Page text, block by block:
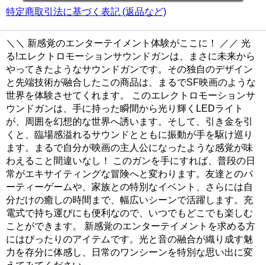
特定商取引法に基づく表記 (返品など)
＼＼ 新感覚のエンターテイメント体験がここに！ ／／ 光
る!エレクトロモーションサウンドガンは、まさに未来から
やってきたようなサウンドガンです。その独自のデザイン
と先端技術が融合したこの商品は、まるでSF映画のような
世界を体験させてくれます。 このエレクトロモーションサ
ウンドガンは、手に持った瞬間から光り輝くLEDライト
が、周囲を幻想的な世界へ誘います。そして、引き金を引
くと、臨場感溢れるサウンドとともに振動が手を駆け巡り
ます。まるで自分が映画の主人公になったような感覚が味
わえること間違いなし！ このガンを手にすれば、普段の日
常がエキサイティングな冒険へと変わります。友達とのパ
ーティーゲームや、家族との特別なイベント、さらには自
分だけの癒しの時間まで、幅広いシーンで活躍します。充
電式で持ち運びにも便利なので、いつでもどこでも楽しむ
ことができます。 新感覚のエンターテイメントを求める方
にはぴったりのアイテムです。光と音の融合が織り成す魅
力を存分に体感し、日常のワンシーンを特別な思い出に変